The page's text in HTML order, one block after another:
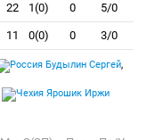
22 1(0) 0 5/0
11 0(0) 0 3/0
Будылин Сергей,
Ярошик Иржи